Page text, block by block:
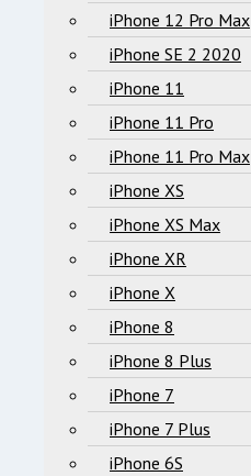
iPhone 12 Pro Max
iPhone SE 2 2020
iPhone 11
iPhone 11 Pro
iPhone 11 Pro Max
iPhone XS
iPhone XS Max
iPhone XR
iPhone X
iPhone 8
iPhone 8 Plus
iPhone 7
iPhone 7 Plus
iPhone 6S